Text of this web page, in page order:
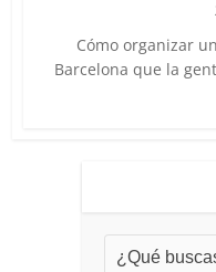
Cómo organizar
Barcelona que la